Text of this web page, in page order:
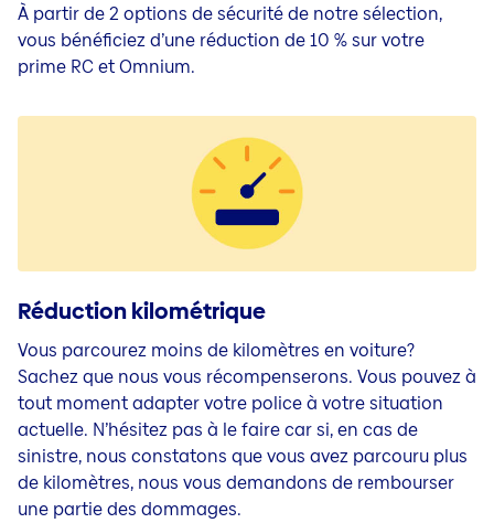
À partir de 2 options de sécurité de notre sélection,
vous bénéficiez d’une réduction de 10 % sur votre
prime RC et Omnium.
Réduction kilométrique
Vous parcourez moins de kilomètres en voiture?
Sachez que nous vous récompenserons. Vous pouvez à
tout moment adapter votre police à votre situation
actuelle. N’hésitez pas à le faire car si, en cas de
sinistre, nous constatons que vous avez parcouru plus
de kilomètres, nous vous demandons de rembourser
une partie des dommages.